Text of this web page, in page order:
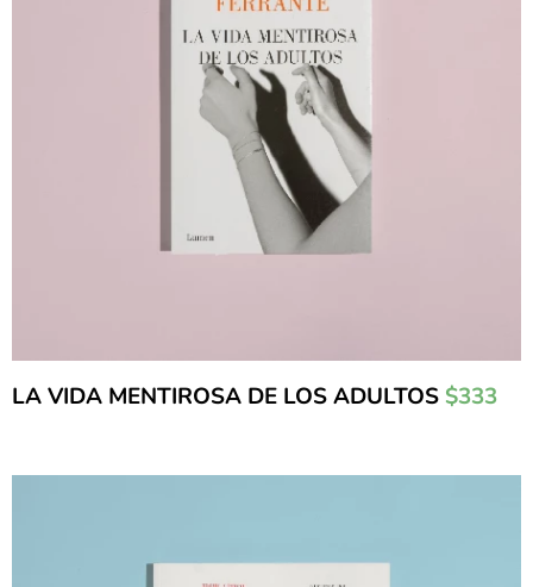
LA VIDA MENTIROSA DE LOS ADULTOS $333